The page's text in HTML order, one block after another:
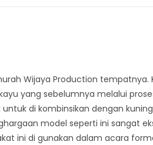
Wijaya Production tempatnya.
yang sebelumnya melalui
di kombinsikan dengan
model seperti ini sangat
ini di gunakan dalam acara